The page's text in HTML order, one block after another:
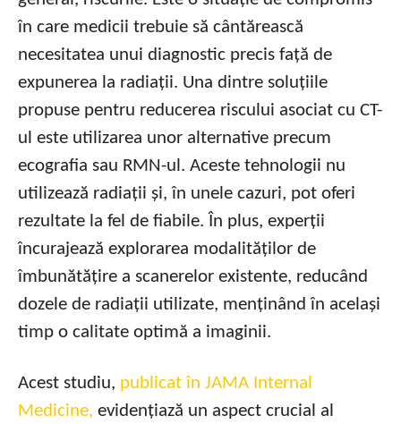
în care medicii trebuie să cântărească
necesitatea unui diagnostic precis față de
expunerea la radiații. Una dintre soluțiile
propuse pentru reducerea riscului asociat cu CT-
ul este utilizarea unor alternative precum
ecografia sau RMN-ul. Aceste tehnologii nu
utilizează radiații și, în unele cazuri, pot oferi
rezultate la fel de fiabile. În plus, experții
încurajează explorarea modalităților de
îmbunătățire a scanerelor existente, reducând
dozele de radiații utilizate, menținând în același
timp o calitate optimă a imaginii.
Acest studiu, publicat în JAMA Internal
Medicine, evidențiază un aspect crucial al